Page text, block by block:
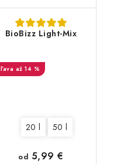
BioBizz Light-Mix
až 14 %
20 l 50 l
od 5,99 €